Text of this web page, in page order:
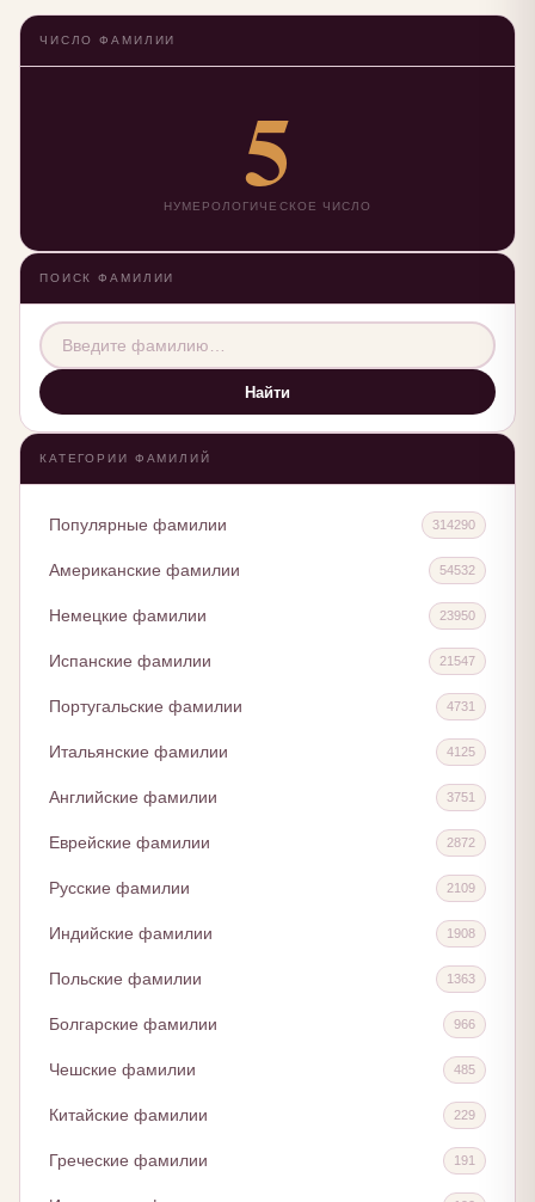
ЧИСЛО ФАМИЛИИ
5
НУМЕРОЛОГИЧЕСКОЕ ЧИСЛО
ПОИСК ФАМИЛИИ
Найти
КАТЕГОРИИ ФАМИЛИЙ
Популярные фамилии 314290
Американские фамилии 54532
Немецкие фамилии 23950
Испанские фамилии 21547
Португальские фамилии 4731
Итальянские фамилии 4125
Английские фамилии 3751
Еврейские фамилии 2872
Русские фамилии 2109
Индийские фамилии 1908
Польские фамилии 1363
Болгарские фамилии 966
Чешские фамилии 485
Китайские фамилии 229
Греческие фамилии 191